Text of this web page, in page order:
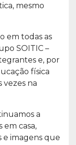
mesmo
em todas as
SOITIC –
e, por
física
vezes na
a
em casa,
e imagens que